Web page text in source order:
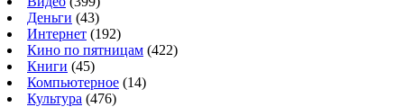
Деньги (43)
Интернет (192)
Кино по пятницам (422)
Книги (45)
Компьютерное (14)
Культура (476)